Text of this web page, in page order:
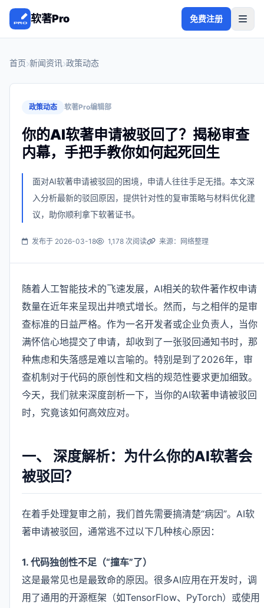
软著Pro 免费注册
首页 新闻资讯 政策动态
政策动态 软著Pro编辑部
你的AI软著申请被驳回了？揭秘审查
内幕，手把手教你如何起死回生
面对AI软著申请被驳回的困境，申请人往往手足无措。本文深
入分析最新的驳回原因，提供针对性的复审策略与材料优化建
议，助你顺利拿下软著证书。
发布于 2026-03-18 1,178 次阅读 来源：网络整理
随着人工智能技术的飞速发展，AI相关的软件著作权申请
数量在近年来呈现出井喷式增长。然而，与之相伴的是审
查标准的日益严格。作为一名开发者或企业负责人，当你
满怀信心地提交了申请，却收到了一张驳回通知书时，那
种焦虑和失落感是难以言喻的。特别是到了2026年，审
查机制对于代码的原创性和文档的规范性要求更加细致。
今天，我们就来深度剖析一下，当你的AI软著申请被驳回
时，究竟该如何高效应对。
一、 深度解析：为什么你的AI软著会
被驳回？
在着手处理复审之前，我们首先需要搞清楚“病因”。AI软
著申请被驳回，通常逃不过以下几种核心原因：
1. 代码独创性不足（“撞车”了）
这是最常见也是最致命的原因。很多AI应用在开发时，调
用了通用的开源框架（如TensorFlow、PyTorch）或使用